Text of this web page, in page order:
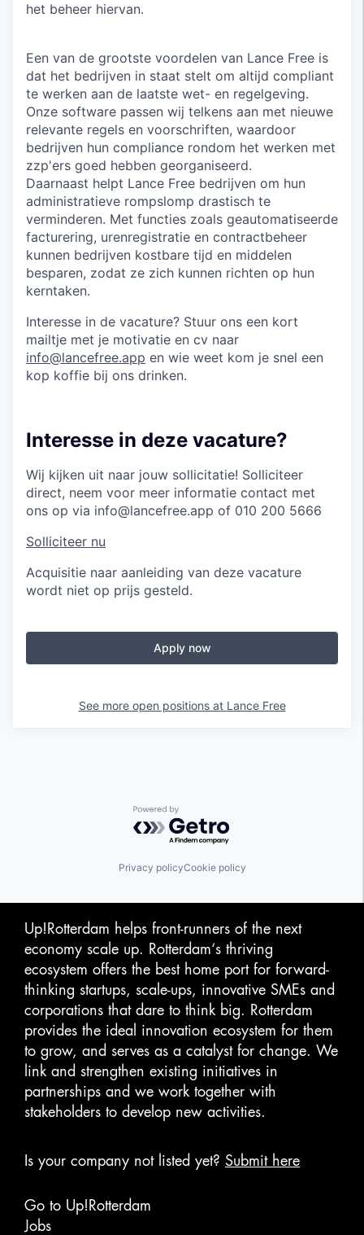
het beheer hiervan.
Een van de grootste voordelen van Lance Free is
dat het bedrijven in staat stelt om altijd compliant
te werken aan de laatste wet- en regelgeving.
Onze software passen wij telkens aan met nieuwe
relevante regels en voorschriften, waardoor
bedrijven hun compliance rondom het werken met
zzp'ers goed hebben georganiseerd.
Daarnaast helpt Lance Free bedrijven om hun
administratieve rompslomp drastisch te
verminderen. Met functies zoals geautomatiseerde
facturering, urenregistratie en contractbeheer
kunnen bedrijven kostbare tijd en middelen
besparen, zodat ze zich kunnen richten op hun
kerntaken.
Interesse in de vacature? Stuur ons een kort
mailtje met je motivatie en cv naar
info@lancefree.app en wie weet kom je snel een
kop koffie bij ons drinken.
Interesse in deze vacature?
Wij kijken uit naar jouw sollicitatie! Solliciteer
direct, neem voor meer informatie contact met
ons op via info@lancefree.app of 010 200 5666
Solliciteer nu
Acquisitie naar aanleiding van deze vacature
wordt niet op prijs gesteld.
Apply now
See more open positions at Lance Free
Powered by Getro.com
Privacy policyCookie policy
Up!Rotterdam helps front-runners of the next
economy scale up. Rotterdam‘s thriving
ecosystem offers the best home port for forward-
thinking startups, scale-ups, innovative SMEs and
corporations that dare to think big. Rotterdam
provides the ideal innovation ecosystem for them
to grow, and serves as a catalyst for change. We
link and strengthen existing initiatives in
partnerships and we work together with
stakeholders to develop new activities.
Is your company not listed yet? Submit here
Go to Up!Rotterdam
Jobs